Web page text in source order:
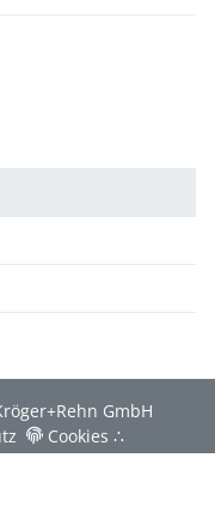
GmbH
Cookies ∴